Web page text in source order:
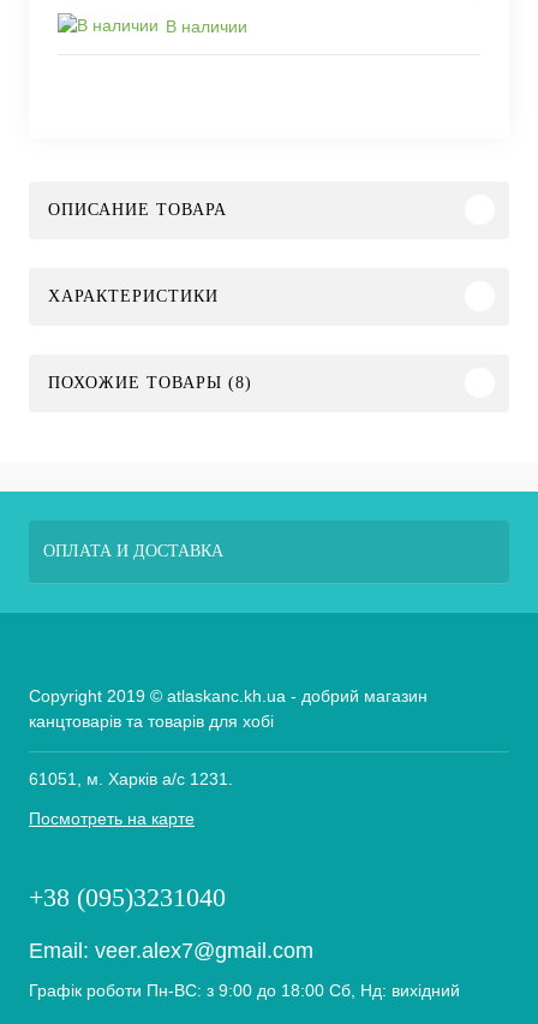
В наличии
ОПИСАНИЕ ТОВАРА
ХАРАКТЕРИСТИКИ
ПОХОЖИЕ ТОВАРЫ (8)
ОПЛАТА И ДОСТАВКА
Copyright 2019 © atlaskanc.kh.ua - добрий магазин
канцтоварів та товарів для хобі
61051, м. Харків а/с 1231.
Посмотреть на карте
+38 (095)3231040
Email: veer.alex7@gmail.com
Графік роботи Пн-ВС: з 9:00 до 18:00 Сб, Нд: вихідний